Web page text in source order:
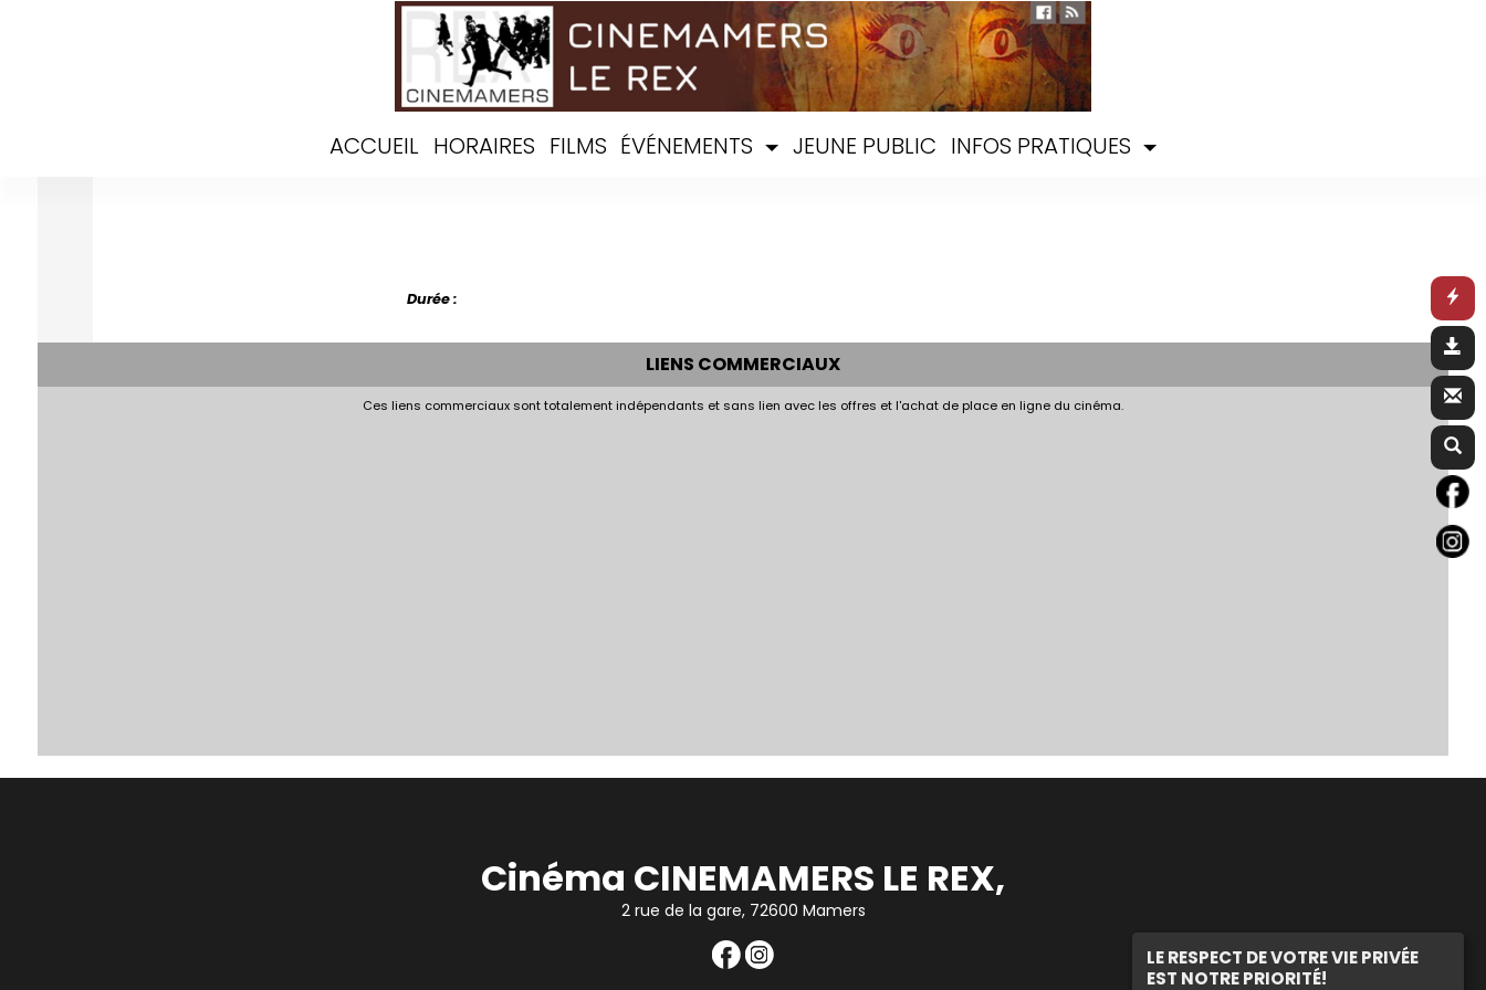
LE RESPECT DE VOTRE VIE PRIVÉE
EST NOTRE PRIORITÉ!
ACCUEIL HORAIRES FILMS ÉVÉNEMENTS JEUNE PUBLIC INFOS PRATIQUES
Durée :
LIENS COMMERCIAUX
Ces liens commerciaux sont totalement indépendants et sans lien avec les offres et l'achat de place en ligne du cinéma.
Cinéma CINEMAMERS LE REX,
2 rue de la gare, 72600 Mamers